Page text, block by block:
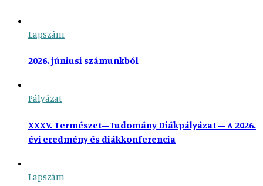
Lapszám
2026. júniusi számunkból
Pályázat
XXXV. Természet–Tudomány Diákpályázat – A 2026.
évi eredmény és diákkonferencia
Lapszám